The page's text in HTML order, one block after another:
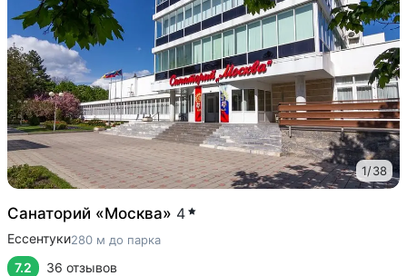
1/38
Санаторий «Москва» 4
Ессентуки280 м до парка
7.2 36 отзывов